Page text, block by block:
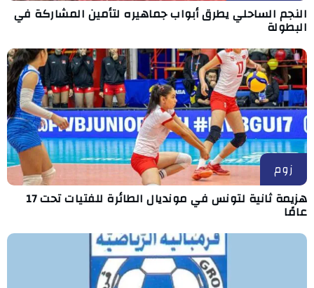
النجم الساحلي يطرق أبواب جماهيره لتأمين المشاركة في
البطولة
زوم
هزيمة ثانية لتونس في مونديال الطائرة للفتيات تحت 17
عامًا